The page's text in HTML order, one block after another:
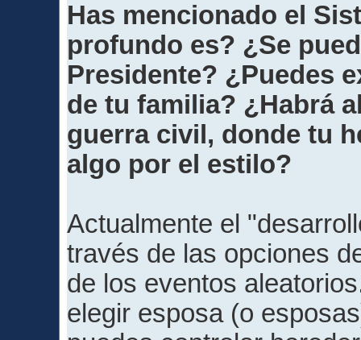
Has mencionado el
profundo es? ¿Se
Presidente? ¿Puedes
de tu familia? ¿Habrá
guerra civil, donde tu
algo por el estilo?
Actualmente el
través de las opciones
de los eventos
elegir esposa (o